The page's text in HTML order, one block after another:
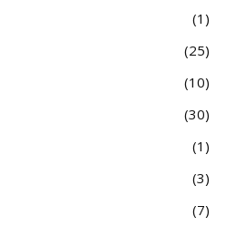
1
25
10
30
1
3
7